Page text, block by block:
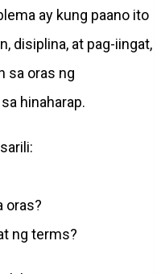
ay kung paano ito
disiplina, at pag-iingat,
sa oras ng
hinaharap.
oras?
ng terms?